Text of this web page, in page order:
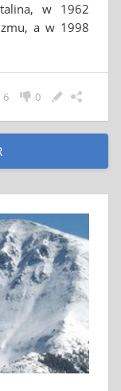
w 1962
a w 1998
0
6